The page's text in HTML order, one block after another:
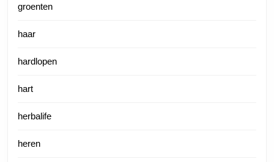
groenten
haar
hardlopen
hart
herbalife
heren